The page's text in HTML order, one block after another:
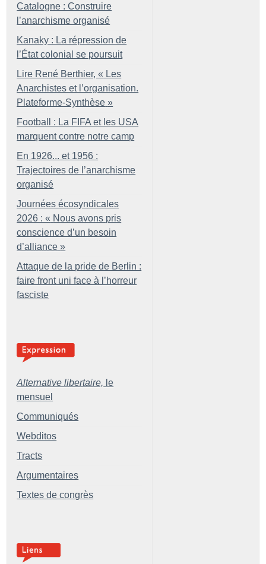
Catalogne : Construire
l’anarchisme organisé
Kanaky : La répression de
l’État colonial se poursuit
Lire René Berthier, « Les
Anarchistes et l’organisation.
Plateforme-Synthèse »
Football : La FIFA et les USA
marquent contre notre camp
En 1926... et 1956 :
Trajectoires de l’anarchisme
organisé
Journées écosyndicales
2026 : « Nous avons pris
conscience d’un besoin
d’alliance »
Attaque de la pride de Berlin :
faire front uni face à l’horreur
fasciste
Alternative libertaire, le
mensuel
Communiqués
Webditos
Tracts
Argumentaires
Textes de congrès